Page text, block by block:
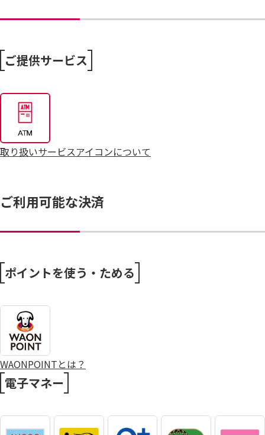
ご提供サービス
取り扱いサービスアイコンについて
ご利用可能な決済
ポイントを使う・ためる
WAONPOINTとは？
電子マネー